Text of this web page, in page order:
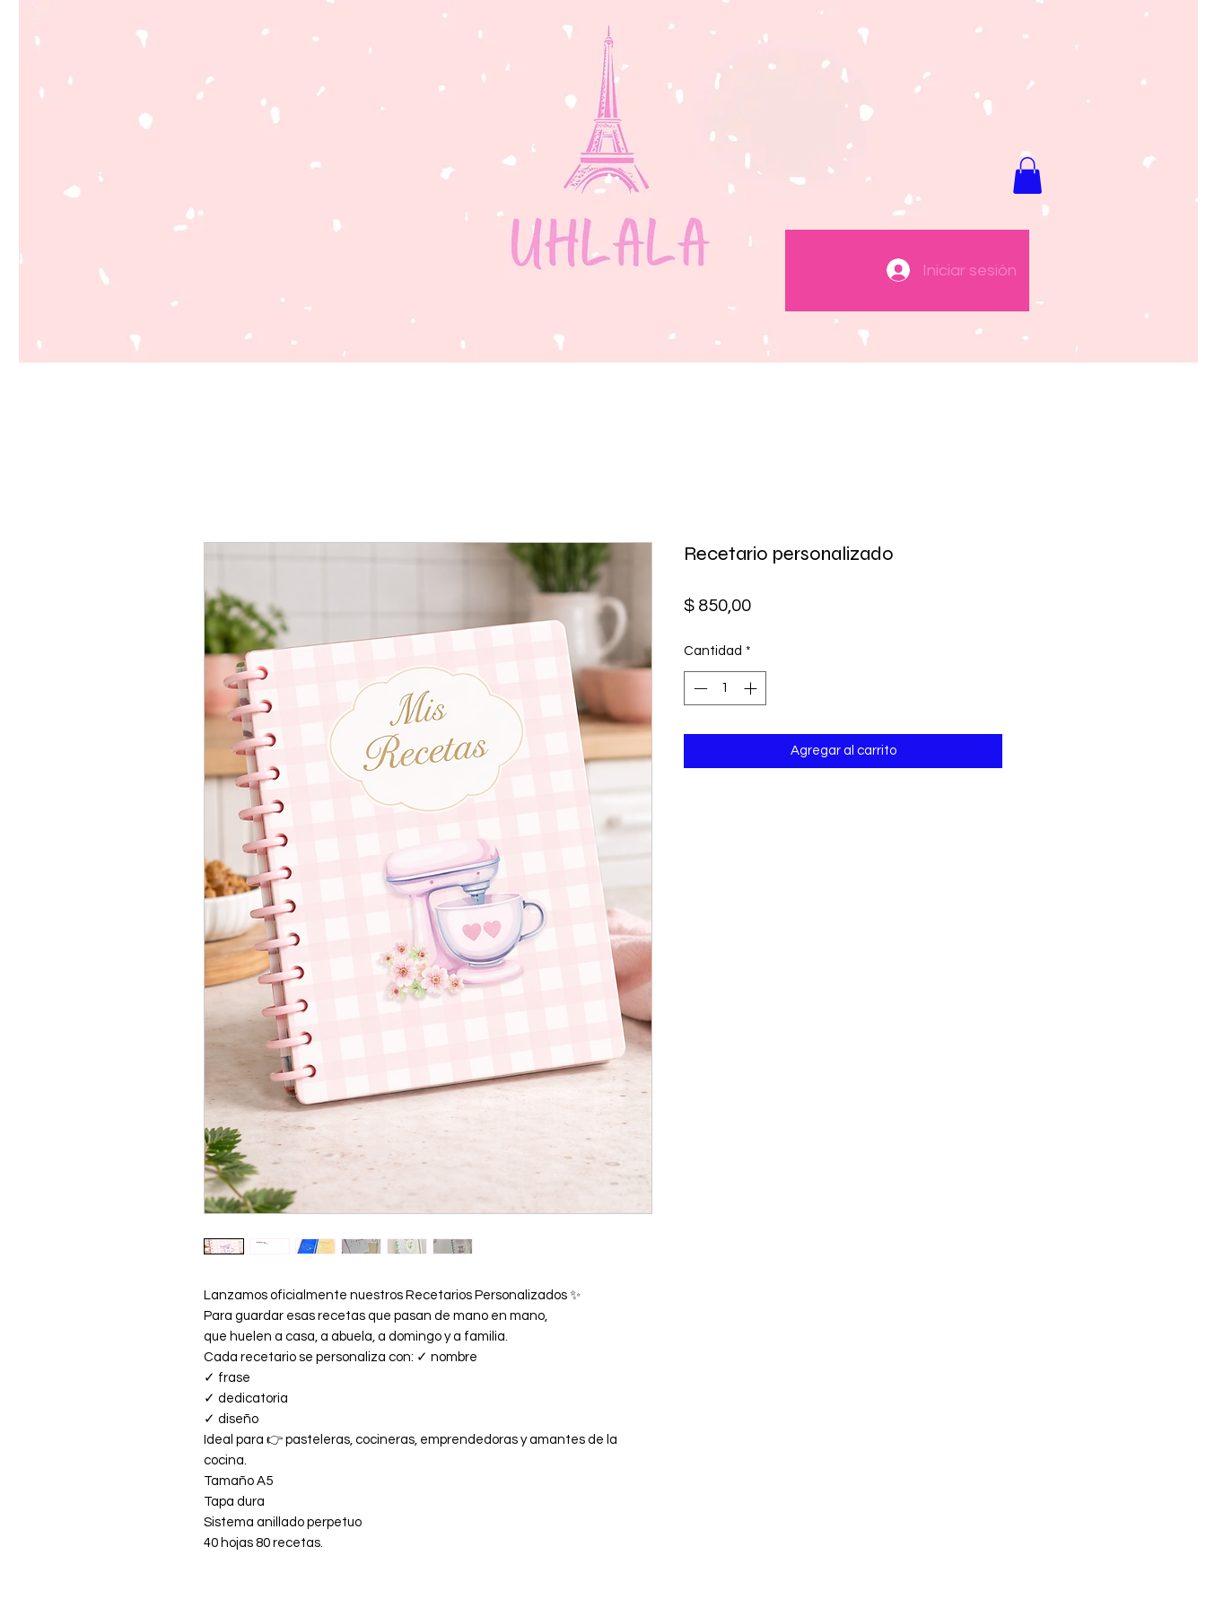
Iniciar sesión
Lanzamos oficialmente nuestros Recetarios Personalizados ✨
Para guardar esas recetas que pasan de mano en mano,
que huelen a casa, a abuela, a domingo y a familia.
Cada recetario se personaliza con: ✓ nombre
✓ frase
✓ dedicatoria
✓ diseño
Ideal para 👉 pasteleras, cocineras, emprendedoras y amantes de la
cocina.
Tamaño A5
Tapa dura
Sistema anillado perpetuo
40 hojas 80 recetas.
Recetario personalizado
$ 850,00Precio
Cantidad *
Agregar al carrito